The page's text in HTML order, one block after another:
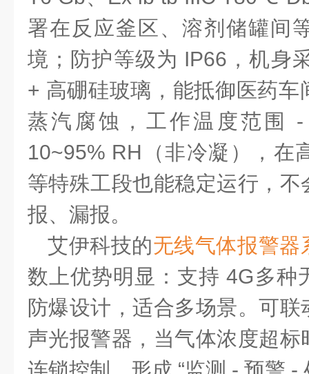
署在反应釜区、溶剂储罐间
境；防护等级为 IP66，机身
+ 高硼硅玻璃 ，能抵御医药
蒸汽腐蚀，工作温度范围
10~95% RH（非冷凝），在
等特殊工段也能稳定运行，
报、漏报。
艾伊科技的无线气体报警器
数上优势明显：支持 4G多种
防爆设计，适合多场景。可联
声光报警器，当气体浓度超